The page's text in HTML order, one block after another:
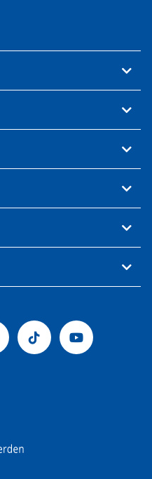
Tiktok Youtube